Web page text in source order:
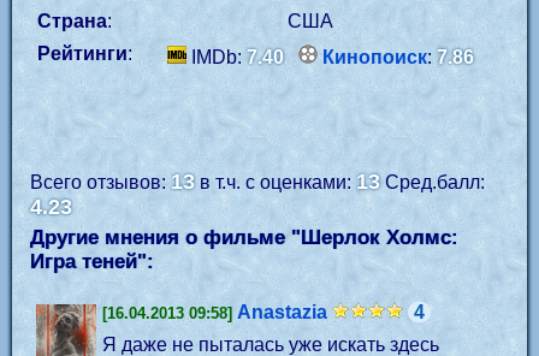
Страна:
США
Рейтинги: IMDb: 7.40 Кинопоиск: 7.86
Всего отзывов:13в т.ч. с оценками: 13Сред.балл:
4.23
Другие мнения о фильме "Шерлок Холмс:
Игра теней":
[16.04.2013 09:58] Anastazia
4
Я даже не пыталась уже искать здесь